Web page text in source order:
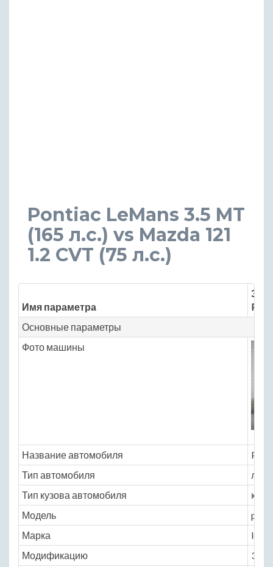
Pontiac LeMans 3.5 MT
(165 л.с.) vs Mazda 121
1.2 CVT (75 л.с.)
Имя параметра
Основные параметры
Фото машины
Название автомобиля
Тип автомобиля
Тип кузова автомобиля
Модель
Марка
Модификацию
3.5